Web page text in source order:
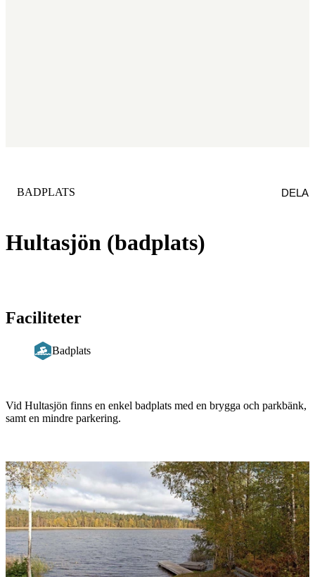
Hultasjön (badplats)
KATEGORI:
BADPLATS DELA
Faciliteter
Badplats
Vid Hultasjön finns en enkel badplats med en brygga och parkbänk,
samt en mindre parkering.
Bildspel
med
bilder